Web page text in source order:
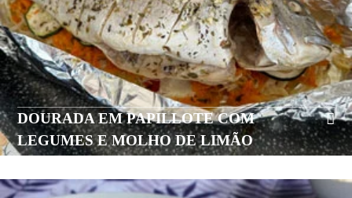
DOURADA EM PAPILLOTE COM
LEGUMES E MOLHO DE LIMÃO